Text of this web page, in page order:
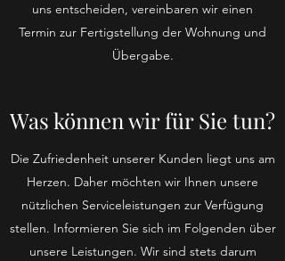
uns entscheiden, vereinbaren wir einen
Termin zur Fertigstellung der Wohnung und
Übergabe.
Was können wir für Sie tun?
Die Zufriedenheit unserer Kunden liegt uns am
Herzen. Daher möchten wir Ihnen unsere
nützlichen Serviceleistungen zur Verfügung
stellen. Informieren Sie sich im Folgenden über
unsere Leistungen. Wir sind stets darum